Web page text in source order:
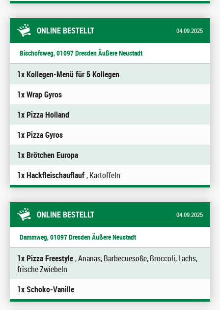
ONLINE BESTELLT 04.09.2025
Bischofsweg, 01097 Dresden Äußere Neustadt
1x Kollegen-Menü für 5 Kollegen
1x Wrap Gyros
1x Pizza Holland
1x Pizza Gyros
1x Brötchen Europa
1x Hackfleischauflauf, Kartoffeln
ONLINE BESTELLT 04.09.2025
Dammweg, 01097 Dresden Äußere Neustadt
1x Pizza Freestyle, Ananas, Barbecuesoße, Broccoli, Lachs,
frische Zwiebeln
1x Schoko-Vanille